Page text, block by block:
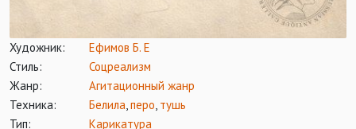
Художник:
Ефимов Б. Е
Стиль:
Соцреализм
Жанр:
Агитационный жанр
Техника:
Белила перо тушь
Тип:
Карикатура